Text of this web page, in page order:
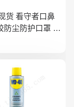
货 看守者口鼻
防尘防护口罩 1
10片滤芯